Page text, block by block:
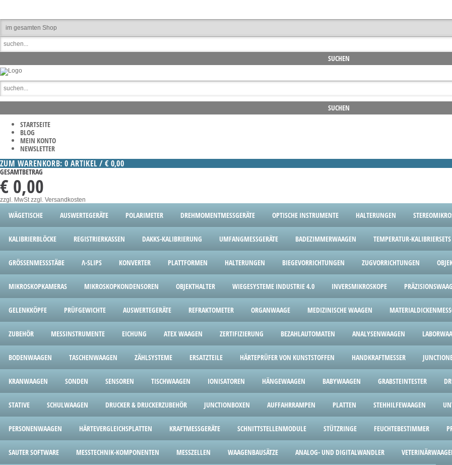
STARTSEITE
BLOG
MEIN KONTO
NEWSLETTER
ZUM WARENKORB: 0 ARTIKEL / € 0,00
GESAMTBETRAG
€ 0,00
zzgl. MwStzzgl. Versandkosten
WÄGETISCHE AUSWERTEGERÄTE POLARIMETER DREHMOMENTMESSGERÄTE OPTISCHE INSTRUMENTE HALTERUNGEN
KALIBRIERBLÖCKE REGISTRIERKASSEN DAKKS-KALIBRIERUNG UMFANGMESSGERÄTE BADEZIMMERWAAGEN TEMPERATUR-KALIBRIERSETS
GRÖSSENMESSSTÄBE Λ-SLIPS KONVERTER PLATTFORMEN HALTERUNGEN BIEGEVORRICHTUNGEN ZUGVORRICHTUNGEN
MIKROSKOPKAMERAS MIKROSKOPKONDENSOREN OBJEKTHALTER WIEGESYSTEME INDUSTRIE 4.0 INVERSMIKROSKOPE
GELENKKÖPFE PRÜFGEWICHTE AUSWERTEGERÄTE REFRAKTOMETER ORGANWAAGE MEDIZINISCHE WAAGEN
ZUBEHÖR MESSINSTRUMENTE EICHUNG ATEX WAAGEN ZERTIFIZIERUNG BEZAHLAUTOMATEN ANALYSENWAAGEN
BODENWAAGEN TASCHENWAAGEN ZÄHLSYSTEME ERSATZTEILE HÄRTEPRÜFER VON KUNSTSTOFFEN HANDKRAFTMESSER
KRANWAAGEN SONDEN SENSOREN TISCHWAAGEN IONISATOREN HÄNGEWAAGEN BABYWAAGEN GRABSTEINTESTER
STATIVE SCHULWAAGEN DRUCKER & DRUCKERZUBEHÖR JUNCTIONBOXEN AUFFAHRRAMPEN PLATTEN STEHHILFEWAAGEN
PERSONENWAAGEN HÄRTEVERGLEICHSPLATTEN KRAFTMESSGERÄTE SCHNITTSTELLENMODULE STÜTZRINGE FEUCHTEBESTIMMER
SAUTER SOFTWARE MESSTECHNIK-KOMPONENTEN MESSZELLEN WAAGENBAUSÄTZE ANALOG- UND DIGITALWANDLER